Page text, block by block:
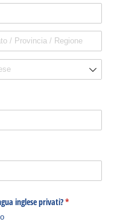
inglese privati?*
(richiesto)